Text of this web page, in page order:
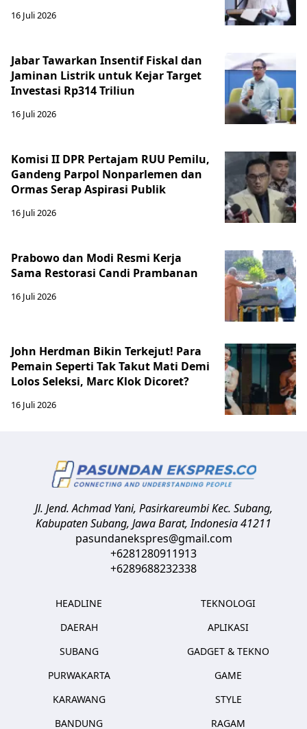
16 Juli 2026
Jabar Tawarkan Insentif Fiskal dan
Jaminan Listrik untuk Kejar Target
Investasi Rp314 Triliun
16 Juli 2026
Komisi II DPR Pertajam RUU Pemilu,
Gandeng Parpol Nonparlemen dan
Ormas Serap Aspirasi Publik
16 Juli 2026
Prabowo dan Modi Resmi Kerja
Sama Restorasi Candi Prambanan
16 Juli 2026
John Herdman Bikin Terkejut! Para
Pemain Seperti Tak Takut Mati Demi
Lolos Seleksi, Marc Klok Dicoret?
16 Juli 2026
Jl. Jend. Achmad Yani, Pasirkareumbi Kec. Subang,
Kabupaten Subang, Jawa Barat,Indonesia41211
pasundanekspres@gmail.com
+6281280911913
+6289688232338
HEADLINE
DAERAH
SUBANG
PURWAKARTA
KARAWANG
BANDUNG
TEKNOLOGI
APLIKASI
GADGET & TEKNO
GAME
STYLE
RAGAM